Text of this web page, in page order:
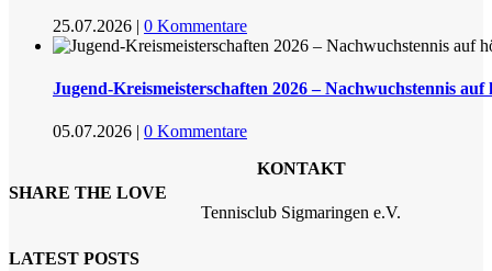
25.07.2026 | 0 Kommentare
Jugend-Kreismeisterschaften 2026 – Nachwuchstennis
05.07.2026 0 Kommentare
SHARE THE LOVE
LATEST POSTS
KONTAKT
Tennisclub Sigmaringen e.V.